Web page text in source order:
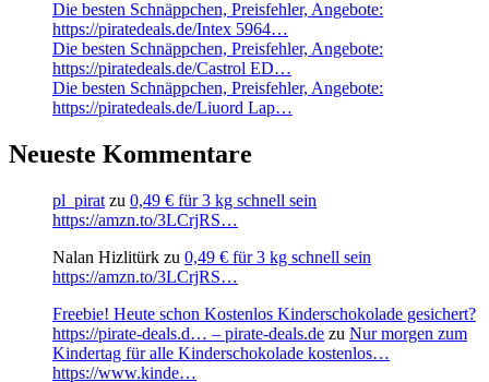
Die besten Schnäppchen, Preisfehler, Angebote:
https://piratedeals.de/Intex 5964…
Die besten Schnäppchen, Preisfehler, Angebote:
https://piratedeals.de/Castrol ED…
Die besten Schnäppchen, Preisfehler, Angebote:
https://piratedeals.de/Liuord Lap…
Neueste Kommentare
pl_pirat zu 0,49 € für 3 kg schnell sein
https://amzn.to/3LCrjRS…
Nalan Hizlitürk zu 0,49 € für 3 kg schnell sein
https://amzn.to/3LCrjRS…
Freebie! Heute schon Kostenlos Kinderschokolade gesichert?
https://pirate-deals.d… – pirate-deals.de zu Nur morgen zum
Kindertag für alle Kinderschokolade kostenlos…
https://www.kinde…